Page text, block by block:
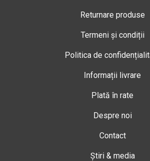
Returnare produse
Termeni și condiții
Politica de
Informații livrare
Plată în rate
Despre noi
Contact
Știri & media